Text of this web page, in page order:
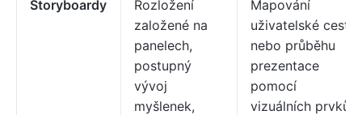
Storyboardy
Rozložení
založené na
panelech,
postupný
vývoj
myšlenek,
Mapování
uživatelské cesty
nebo průběhu
prezentace
pomocí
vizuálních prvků